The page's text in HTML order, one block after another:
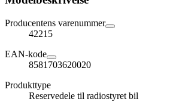
Producentens varenummer
42215
EAN-kode
8581703620020
Produkttype
Reservedele til radiostyret bil